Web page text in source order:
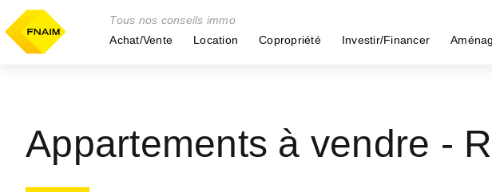
Tous nos conseils immo
Achat/Vente
Location Copropriété Investir/Financer
Appartements à vendre -